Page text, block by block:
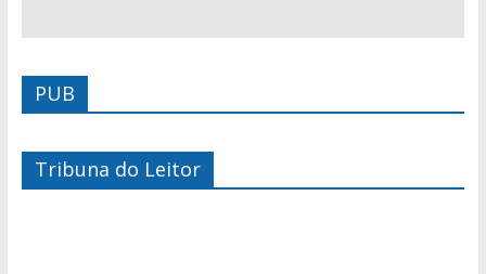
PUB
Tribuna do Leitor